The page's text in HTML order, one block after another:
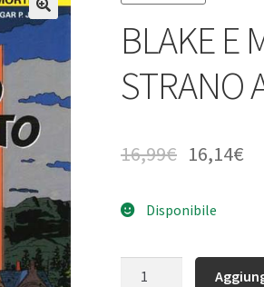
BLAKE E
STRANO
16,99€ 16,14€
Disponibile